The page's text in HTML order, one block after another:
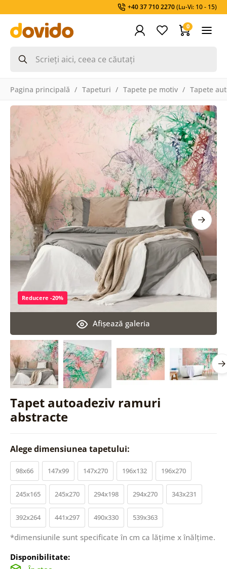
+40 37 710 2270(Lu-Vi: 10 - 15)
0
Pagina principală Tapeturi Tapete pe motiv Tapete
Tapet autoadeziv ramuri
abstracte
Afişează galeria
Reducere -20%
Alege dimensiunea tapetului:
98x66 147x99 147x270 196x132 196x270
245x165 245x270 294x198 294x270 343x231
392x264 441x297 490x330 539x363
*dimensiunile sunt specificate în cm ca lățime x înălțime.
Disponibilitate: